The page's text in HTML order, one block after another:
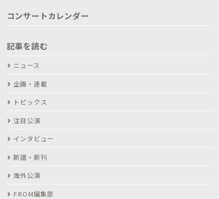
コンサートカレンダー
記事を読む
ニュース
企画・連載
トピックス
注目公演
インタビュー
新譜・新刊
海外公演
FROM編集部